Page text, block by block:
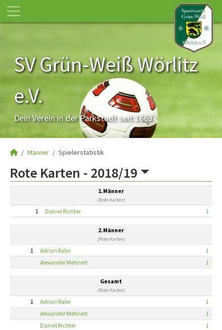
SV Grün-Weiß Wörlitz
e.V.
Dein Verein in der Parkstadt seit 1863
Männer Spielerstatistik
Rote Karten - 2018/19
1.Männer
(Rote Karten)
1 Daniel Richter 1
2.Männer
(Rote Karten)
1 Adrian Rabe
1
Alexander Mehnert
1
Gesamt
(Rote Karten)
1 Adrian Rabe
1
Alexander Mehnert
1
Daniel Richter
1